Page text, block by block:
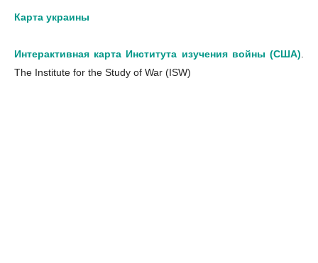
Карта украины
Интерактивная карта Института изучения войны (США)
The Institute for the Study of War (ISW)